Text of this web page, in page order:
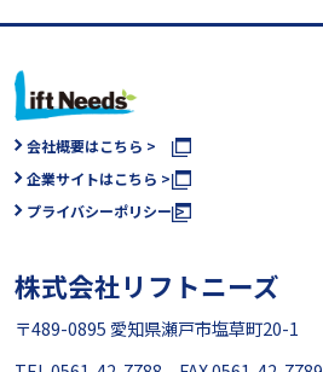
会社概要はこちら >
企業サイトはこちら >
プライバシーポリシー >
株式会社リフトニーズ
〒489-0895 愛知県瀬戸市塩草町20-1